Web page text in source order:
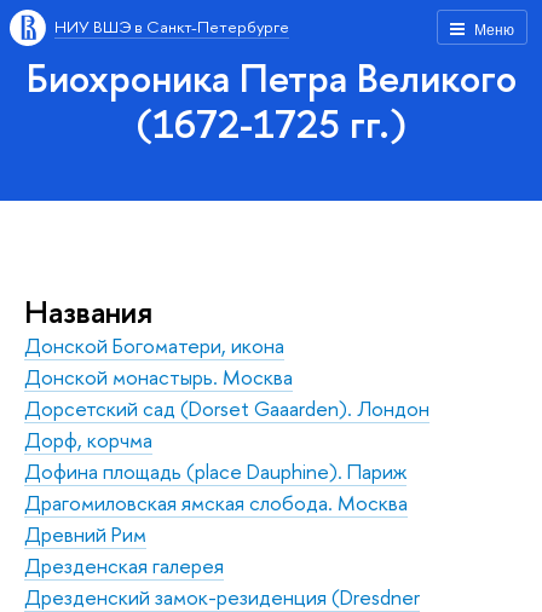
Меню
НИУ ВШЭ в Санкт-Петербурге
Биохроника Петра Великого
(1672-1725 гг.)
Названия
Донской Богоматери, икона
Донской монастырь. Москва
Дорсетский сад (Dorset Gaaarden). Лондон
Дорф, корчма
Дофина площадь (place Dauphine). Париж
Драгомиловская ямская слобода. Москва
Древний Рим
Дрезденская галерея
Дрезденский замок-резиденция (Dresdner